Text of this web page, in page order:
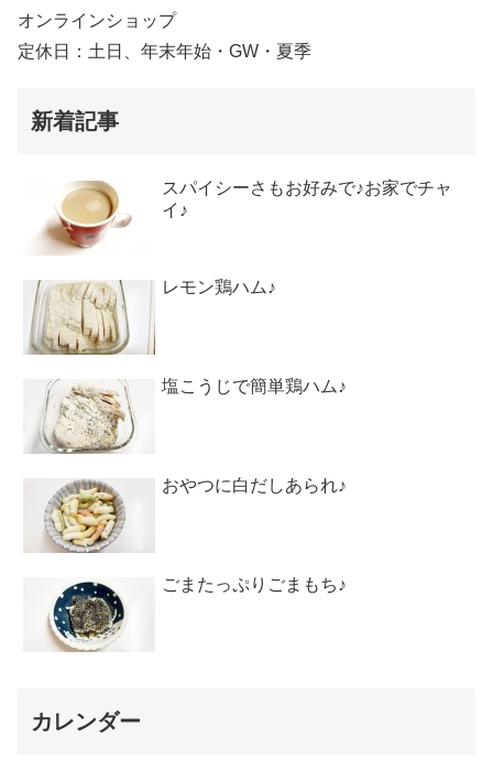
オンラインショップ
定休日：土日、年末年始・GW・夏季
新着記事
スパイシーさもお好みで♪お家でチャ
イ♪
レモン鶏ハム♪
塩こうじで簡単鶏ハム♪
おやつに白だしあられ♪
ごまたっぷりごまもち♪
カレンダー